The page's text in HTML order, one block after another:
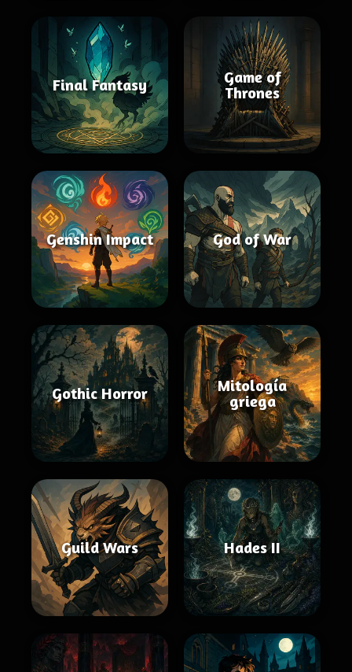
Final Fantasy
Game of
Thrones
Genshin Impact God of War
Gothic Horror
Mitología
griega
Guild Wars Hades II